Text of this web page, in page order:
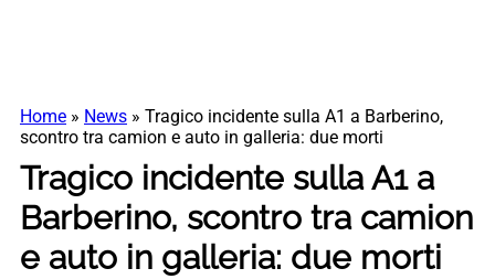
Home » News » Tragico incidente sulla A1 a Barberino,
scontro tra camion e auto in galleria: due morti
Tragico incidente sulla A1 a
Barberino, scontro tra camion
e auto in galleria: due morti